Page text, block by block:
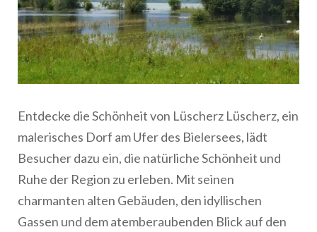
Entdecke die Schönheit von Lüscherz Lüscherz, ein
malerisches Dorf am Ufer des Bielersees, lädt
Besucher dazu ein, die natürliche Schönheit und
Ruhe der Region zu erleben. Mit seinen
charmanten alten Gebäuden, den idyllischen
Gassen und dem atemberaubenden Blick auf den